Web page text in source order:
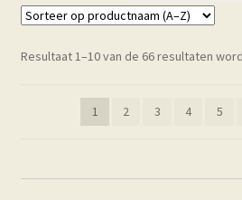
Resultaat 1–10 van de 66 resultaten
1 2 3 4 5